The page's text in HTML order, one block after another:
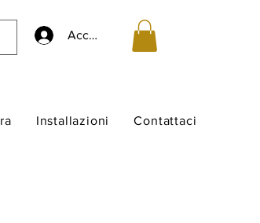
Accedi
Installazioni Contattaci